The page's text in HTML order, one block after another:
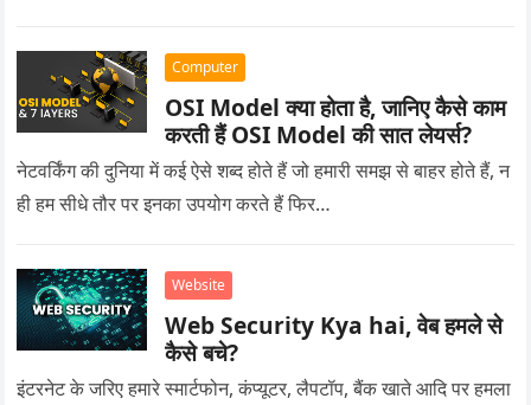
Computer
OSI Model क्या होता है, जानिए कैसे काम
करती हैं OSI Model की सात लेयर्स?
नेटवर्किंग की दुनिया में कई ऐसे शब्द होते हैं जो हमारी समझ से बाहर होते हैं, न
ही हम सीधे तौर पर इनका उपयोग करते हैं फिर…
Website
Web Security Kya hai, वेब हमले से
कैसे बचे?
इंटरनेट के जरिए हमारे स्मार्टफोन, कंप्यूटर, लैपटॉप, बैंक खाते आदि पर हमला